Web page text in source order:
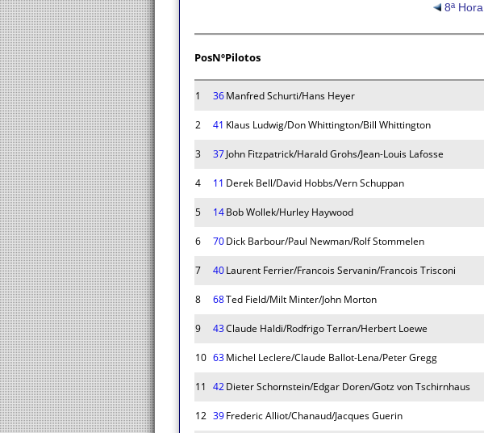
8ª Hora
PosNºPilotos
1 36Manfred Schurti/Hans Heyer
2
41 Klaus Ludwig/Don Whittington/Bill Whittington
3
37John Fitzpatrick/Harald Grohs/Jean-Louis Lafosse
4
11 Derek Bell/David Hobbs/Vern Schuppan
5
14Bob Wollek/Hurley Haywood
6
70Dick Barbour/Paul Newman/Rolf Stommelen
7
40Laurent Ferrier/Francois Servanin/Francois Trisconi
8
68Ted Field/Milt Minter/John Morton
9
43Claude Haldi/Rodfrigo Terran/Herbert Loewe
10 63Michel Leclere/Claude Ballot-Lena/Peter Gregg
11 42Dieter Schornstein/Edgar Doren/Gotz von Tschirnhaus
12 39Frederic Alliot/Chanaud/Jacques Guerin